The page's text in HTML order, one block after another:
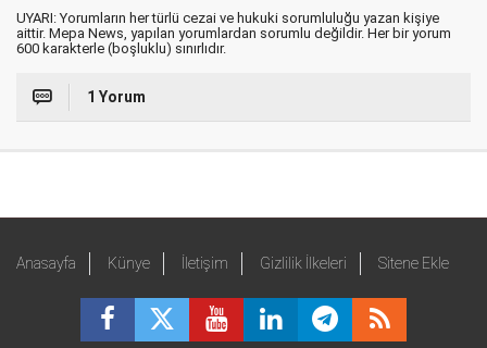
UYARI: Yorumların her türlü cezai ve hukuki sorumluluğu yazan kişiye
aittir. Mepa News, yapılan yorumlardan sorumlu değildir. Her bir yorum
600 karakterle (boşluklu) sınırlıdır.
1 Yorum
Anasayfa Künye İletişim Gizlilik İlkeleri Sitene Ekle